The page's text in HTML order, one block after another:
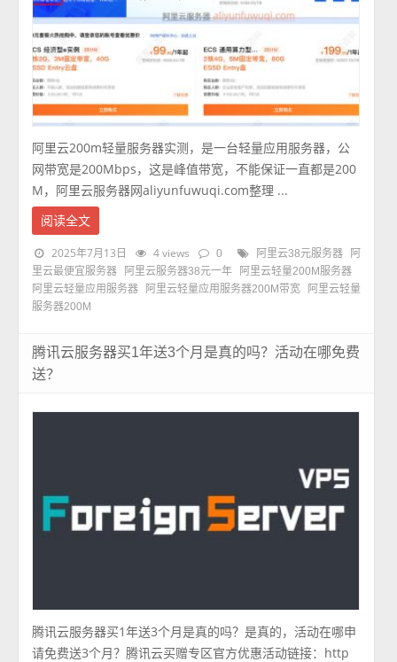
阿里云200m轻量服务器实测，是一台轻量应用服务器，公
网带宽是200Mbps，这是峰值带宽，不能保证一直都是200
M，阿里云服务器网aliyunfuwuqi.com整理 ...
阅读全文
2025年7月13日 4 views 0 阿里云38元服务器
阿
里云最便宜服务器
阿里云服务器38元一年
阿里云轻量200M服务器
阿里云轻量应用服务器
阿里云轻量应用服务器200M带宽
阿里云轻量
服务器200M
腾讯云服务器买1年送3个月是真的吗？活动在哪免费
送？
腾讯云服务器买1年送3个月是真的吗？是真的，活动在哪申
请免费送3个月？腾讯云买赠专区官方优惠活动链接：http